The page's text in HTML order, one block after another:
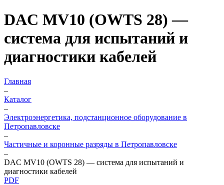
DAC MV10 (OWTS 28) —
система для испытаний и
диагностики кабелей
Главная
–
Каталог
–
Электроэнергетика, подстанционное оборудование в
Петропавловске
–
Частичные и коронные разряды в Петропавловске
–
DAC MV10 (OWTS 28) — система для испытаний и
диагностики кабелей
PDF